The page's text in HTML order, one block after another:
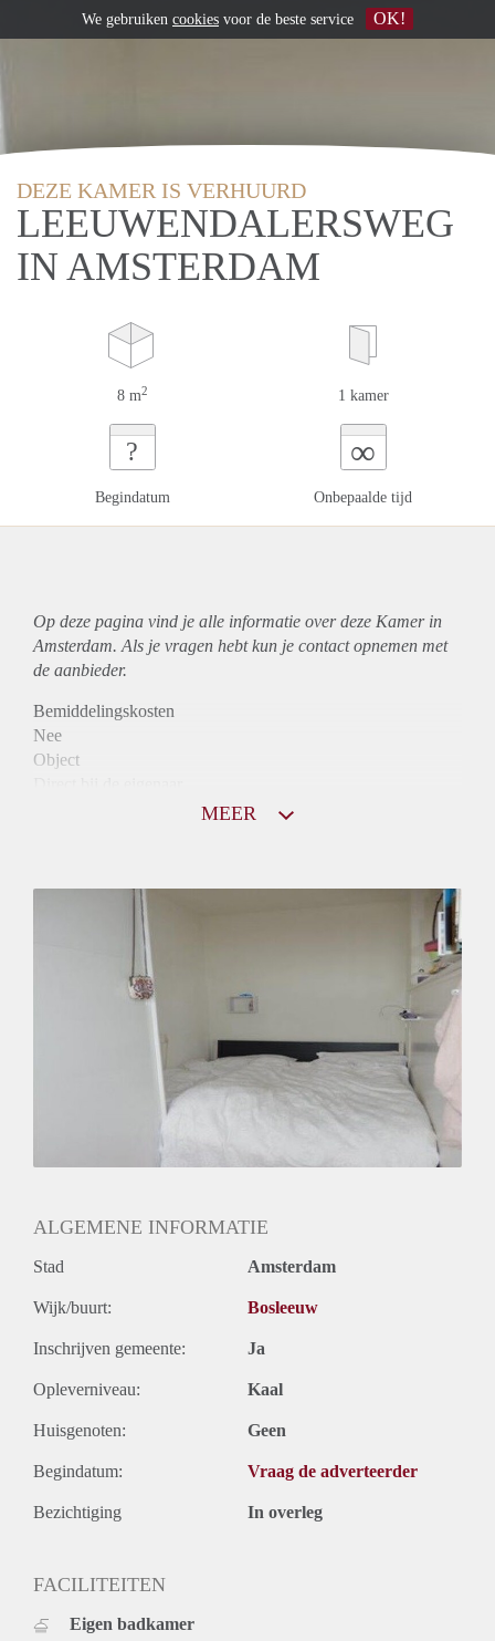
DEZE KAMER IS VERHUURD
LEEUWENDALERSWEG
IN AMSTERDAM
8 m2 1 kamer
?
Begindatum
∞
Onbepaalde tijd
Op deze pagina vind je alle informatie over deze Kamer in
Amsterdam. Als je vragen hebt kun je contact opnemen met
de aanbieder.
Bemiddelingskosten
Nee
Object
Onbepaalde termijn
MEER
ALGEMENE INFORMATIE
Stad Amsterdam
Wijk/buurt: Bosleeuw
Inschrijven gemeente: Ja
Opleverniveau: Kaal
Huisgenoten: Geen
Begindatum: Vraag de adverteerder
Bezichtiging In overleg
FACILITEITEN
Eigen badkamer
We gebruiken cookies voor de beste service OK!